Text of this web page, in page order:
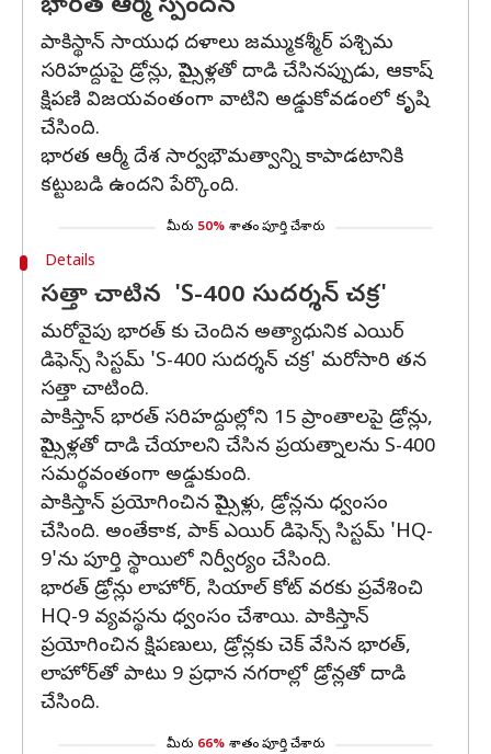
భారత ఆర్మీ స్పందన
పాకిస్థాన్ సాయుధ దళాలు జమ్ముకశ్మీర్ పశ్చిమ
సరిహద్దుపై డ్రోన్లు, మిస్సైళ్లతో దాడి చేసినప్పుడు, ఆకాష్
క్షిపణి విజయవంతంగా వాటిని అడ్డుకోవడంలో కృషి
చేసింది.
భారత ఆర్మీ దేశ సార్వభౌమత్వాన్ని కాపాడటానికి
కట్టుబడి ఉందని పేర్కొంది.
మీరు 50% శాతం పూర్తి చేశారు
Details
సత్తా చాటిన 'S-400 సుదర్శన్ చక్ర'
మరోవైపు భారత్ కు చెందిన అత్యాధునిక ఎయిర్
డిఫెన్స్ సిస్టమ్ 'S-400 సుదర్శన్ చక్ర' మరోసారి తన
సత్తా చాటింది.
పాకిస్తాన్ భారత్ సరిహద్దుల్లోని 15 ప్రాంతాలపై డ్రోన్లు,
మిస్సైళ్లతో దాడి చేయాలని చేసిన ప్రయత్నాలను S-400
సమర్థవంతంగా అడ్డుకుంది.
పాకిస్తాన్ ప్రయోగించిన మిస్సైళ్లు, డ్రోన్లను ధ్వంసం
చేసింది. అంతేకాక, పాక్ ఎయిర్ డిఫెన్స్ సిస్టమ్ 'HQ-
9'ను పూర్తి స్థాయిలో నిర్వీర్యం చేసింది.
భారత్ డ్రోన్లు లాహోర్, సియాల్ కోట్ వరకు ప్రవేశించి
HQ-9 వ్యవస్థను ధ్వంసం చేశాయి. పాకిస్తాన్
ప్రయోగించిన క్షిపణులు, డ్రోన్లకు చెక్ వేసిన భారత్,
లాహోర్‌తో పాటు 9 ప్రధాన నగరాల్లో డ్రోన్లతో దాడి
చేసింది.
మీరు 66% శాతం పూర్తి చేశారు